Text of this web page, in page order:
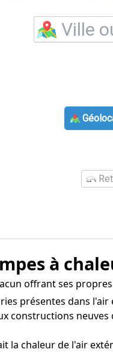
à
offrant ses
présentes dans
constructions
la chaleur de l'air